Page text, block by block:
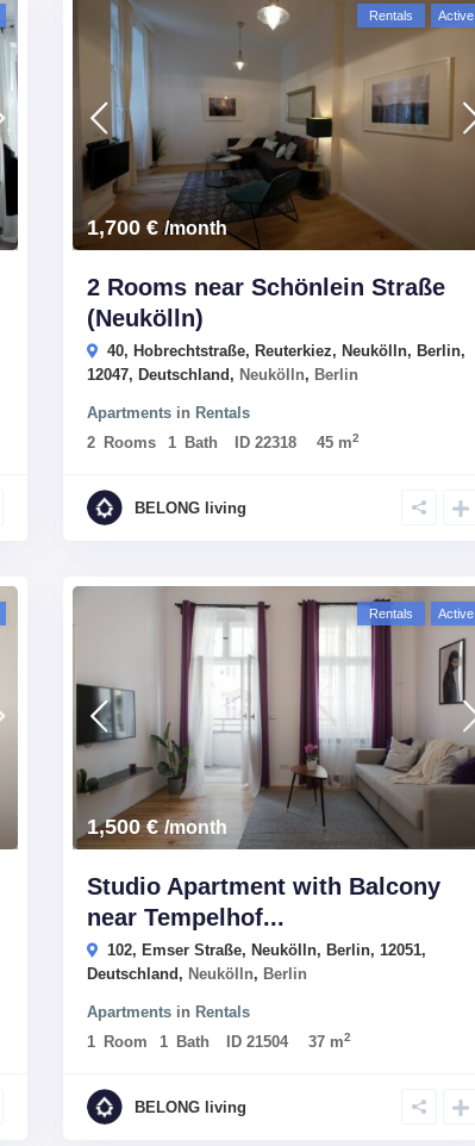
1,700 €/month
Rentals Active
2 Rooms near Schönlein Straße
(Neukölln)
40, Hobrechtstraße, Reuterkiez, Neukölln, Berlin,
12047, Deutschland, Neukölln, Berlin
Apartments in Rentals
2 Rooms 1 Bath ID 22318 45 m2
BELONG living
1,500 €/month
Rentals Active
Studio Apartment with Balcony
near Tempelhof...
102, Emser Straße, Neukölln, Berlin, 12051,
Deutschland, Neukölln, Berlin
Apartments in Rentals
1 Room 1 Bath ID 21504 37 m2
BELONG living